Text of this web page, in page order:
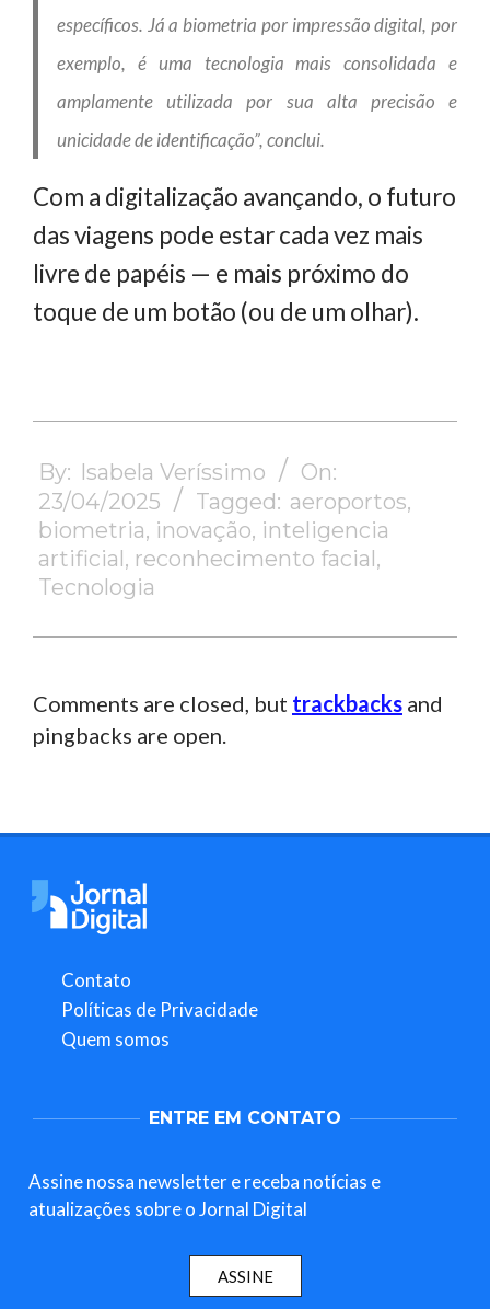
específicos. Já a biometria por impressão digital, por
exemplo, é uma tecnologia mais consolidada e
amplamente utilizada por sua alta precisão e
unicidade de identificação”, conclui.
Com a digitalização avançando, o futuro
das viagens pode estar cada vez mais
livre de papéis — e mais próximo do
toque de um botão (ou de um olhar).
04-
23
By: Isabela Veríssimo
On:
23/04/2025
Tagged: aeroportos,
biometria, inovação, inteligencia
artificial, reconhecimento facial,
Tecnologia
Comments are closed, but trackbacks and
pingbacks are open.
Contato
Políticas de Privacidade
Quem somos
ENTRE EM CONTATO
Assine nossa newsletter e receba notícias e
atualizações sobre o Jornal Digital
ASSINE